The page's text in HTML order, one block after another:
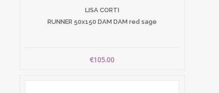
LISA CORTI
RUNNER 50x150 DAM DAM red sage
€105.00